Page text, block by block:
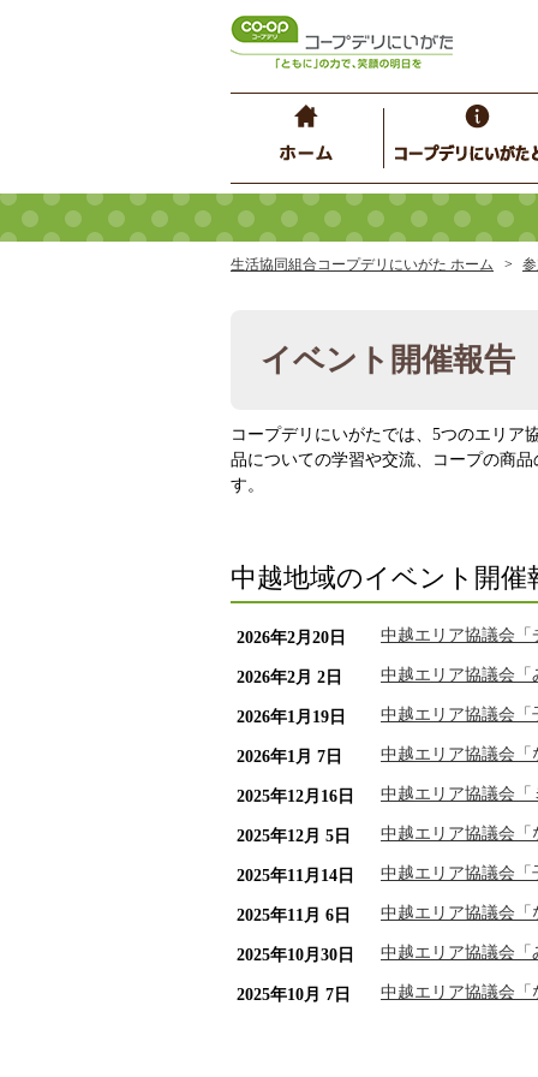
生活協同組合コープデリにいがた ホーム
イベント開催報告
コープデリにいがたでは、5つのエリア
品についての学習や交流、コープの商
す。
中越地域のイベント開催
2026年2月20日 中越エリア協議会
2026年2月 2日 中越エリア協議会「
2026年1月19日 中越エリア協議会
2026年1月 7日 中越エリア協議会「
2025年12月16日 中越エリア協議会「
2025年12月 5日 中越エリア協議会「
2025年11月14日 中越エリア協議会
2025年11月 6日 中越エリア協議会「
2025年10月30日 中越エリア協議会
2025年10月 7日 中越エリア協議会「